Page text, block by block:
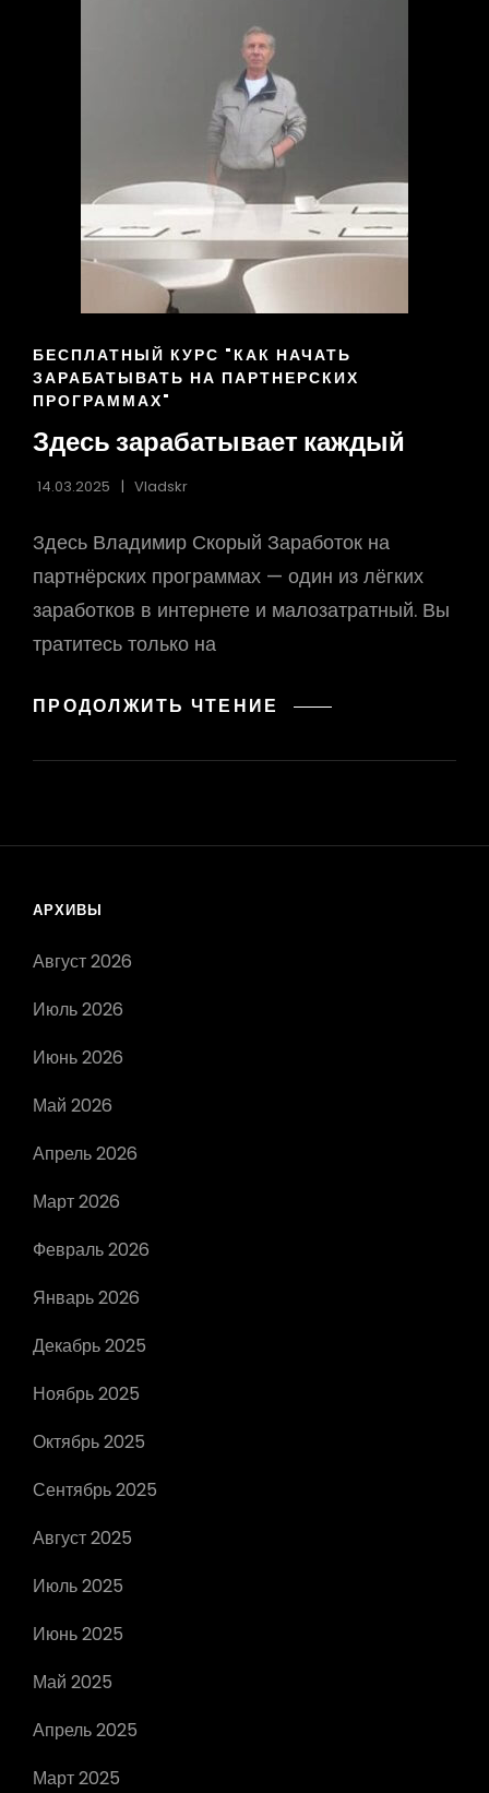
ССЫЛКИ
РУБРИК
БЕСПЛАТНЫЙ КУРС "КАК НАЧАТЬ
ЗАРАБАТЫВАТЬ НА ПАРТНЕРСКИХ
ПРОГРАММАХ"
Здесь зарабатывает каждый
14.03.2025 Vladskr
Здесь Владимир Скорый Заработок на
партнёрских программах — один из лёгких
заработков в интернете и малозатратный. Вы
тратитесь только на
ПРОДОЛЖИТЬ ЧТЕНИЕ ЗДЕСЬ
КАЖДЫЙ
АРХИВЫ
Август 2026
Июль 2026
Июнь 2026
Май 2026
Апрель 2026
Март 2026
Февраль 2026
Январь 2026
Декабрь 2025
Ноябрь 2025
Октябрь 2025
Сентябрь 2025
Август 2025
Июль 2025
Июнь 2025
Май 2025
Апрель 2025
Март 2025